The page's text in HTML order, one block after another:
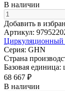
В наличии
Добавить в
Артикул:
Циркуляционный
Серия: GHN
Страна
Базовая единица:
68 667 ₽
В наличии